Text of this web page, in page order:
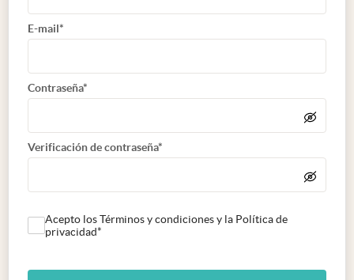
E-mail*
Contraseña*
Verificación de contraseña*
Acepto los Términos y condiciones y la Política de
privacidad*